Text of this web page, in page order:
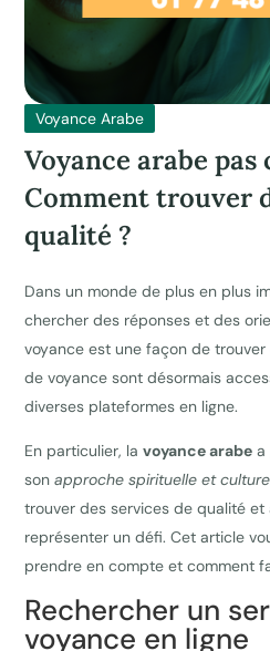
Voyance Arabe
Voyance arabe pas
Comment trouver
qualité ?
Dans un monde de plus en plus
chercher des réponses et des
voyance est une façon de
de voyance sont désormais
diverses plateformes en ligne.
En particulier, lavoyance arabe a
sonapproche spirituelle et
trouver des services de qualité
représenter un défi. Cet article
prendre en compte et comment
Rechercher un
voyance en ligne